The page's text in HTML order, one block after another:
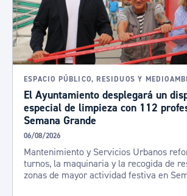
ESPACIO PÚBLICO, RESIDUOS Y
El Ayuntamiento desplegará un
especial de limpieza con 112
Semana Grande
06/08/2026
Mantenimiento y Servicios Urbanos
turnos, la maquinaria y la recogida de
zonas de mayor actividad festiva en